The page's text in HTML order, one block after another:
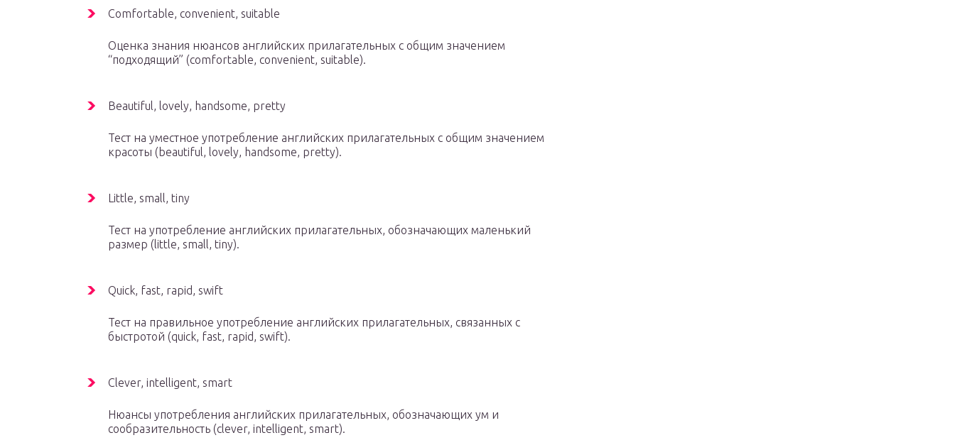
Comfortable, convenient, suitable
Оценка знания нюансов английских прилагательных с общим значением
“подходящий” (comfortable, convenient, suitable).
Beautiful, lovely, handsome, pretty
Тест на уместное употребление английских прилагательных с общим значением
красоты (beautiful, lovely, handsome, pretty).
Little, small, tiny
Тест на употребление английских прилагательных, обозначающих маленький
размер (little, small, tiny).
Quick, fast, rapid, swift
Тест на правильное употребление английских прилагательных, связанных с
быстротой (quick, fast, rapid, swift).
Clever, intelligent, smart
Нюансы употребления английских прилагательных, обозначающих ум и
сообразительность (clever, intelligent, smart).